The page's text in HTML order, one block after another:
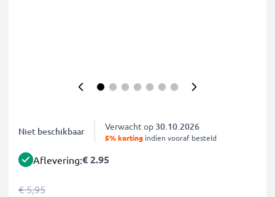
Niet beschikbaar Verwacht op30.10.2026
5% korting indien vooraf besteld
Aflevering:€ 2.95
€ 5,95